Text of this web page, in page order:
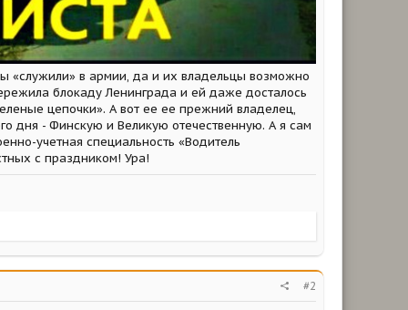
«служили» в армии, да и их владельцы возможно
блокаду Ленинграда и ей даже досталось
цепочки». А вот ее ее прежний владелец,
дня - Финскую и Великую отечественную. А я сам
учетная специальность «Водитель
с праздником! Ура!
#2